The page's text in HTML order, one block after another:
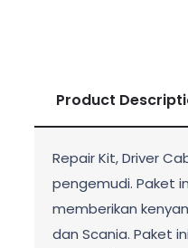
Product
Repair Kit, Driver
pengemudi. Paket
memberikan
dan Scania. Paket